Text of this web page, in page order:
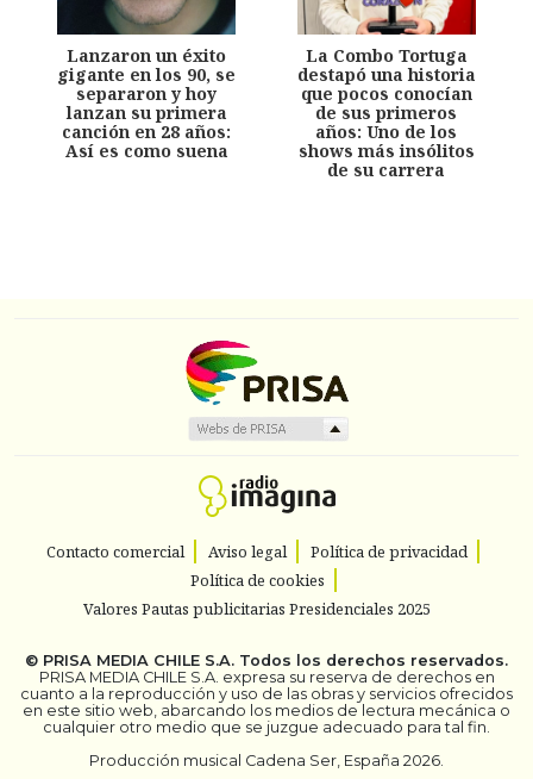
Lanzaron un éxito
gigante en los 90, se
separaron y hoy
lanzan su primera
canción en 28 años:
Así es como suena
La Combo Tortuga
destapó una historia
que pocos conocían
de sus primeros
años: Uno de los
shows más insólitos
de su carrera
Contacto comercial Aviso legal
Política de privacidad
Política de cookies
Valores Pautas publicitarias Presidenciales 2025
© PRISA MEDIA CHILE S.A. Todos los derechos reservados.
PRISA MEDIA CHILE S.A. expresa su reserva de derechos en
cuanto a la reproducción y uso de las obras y servicios ofrecidos
en este sitio web, abarcando los medios de lectura mecánica o
cualquier otro medio que se juzgue adecuado para tal fin.
Producción musical Cadena Ser, España 2026.